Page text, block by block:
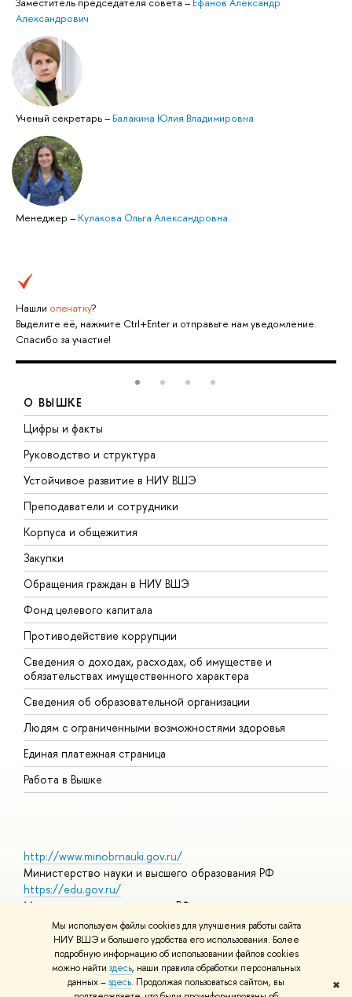
Мы используем файлы cookies для улучшения работы сайта
НИУ ВШЭ и большего удобства его использования. Более
подробную информацию об использовании файлов cookies
можно найти здесь, наши правила обработки персональных
данных –здесь. Продолжая пользоваться сайтом, вы
✖
Александрович
Ученый секретарь– Балакина Юлия Владимировна
Менеджер – Кулакова Ольга Александровна
Нашли опечатку?
Выделите её, нажмите Ctrl+Enter и отправьте нам уведомление.
Спасибо за участие!
О ВЫШКЕ
Цифры и факты
Руководство и структура
Устойчивое развитие в НИУ ВШЭ
Преподаватели и сотрудники
Корпуса и общежития
Закупки
Обращения граждан в НИУ ВШЭ
Фонд целевого капитала
Противодействие коррупции
Сведения о доходах, расходах, об имуществе и
обязательствах имущественного характера
Сведения об образовательной организации
Людям с ограниченными возможностями здоровья
Единая платежная страница
Работа в Вышке
http://www.minobrnauki.gov.ru/
Министерство науки и высшего образования РФ
https://edu.gov.ru/
Министерство просвещения РФ
https://elearning.hse.ru/mooc
Массовые открытые онлайн-курсы
© НИУ ВШЭ 1993–2026 Адреса и контактыУсловия